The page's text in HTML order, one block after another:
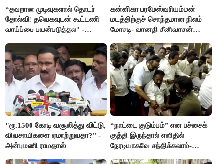
“தவறான முடிவுகளால் தொடர்
தோல்வி! தவெகவுடன் கூட்டணி
வாய்ப்பை பயன்படுத்தல” -
கன்னிகா பரமேஸ்வரியம்மன்
மடத்திற்குச் சொந்தமான நிலம்
மோசடி- வானதி சீனிவாசன்
"ரூ.1500 கோடி வசூலித்து விட்டு,
விவசாயிகளை ஏமாற்றுவதா?'' -
அன்புமணி ராமதாஸ்
“நாட்டை குடும்பம்” என பச்சைக்
குத்தி இருந்தால் எளிதில்
நேரடியாகவே சந்திக்கலாம்-